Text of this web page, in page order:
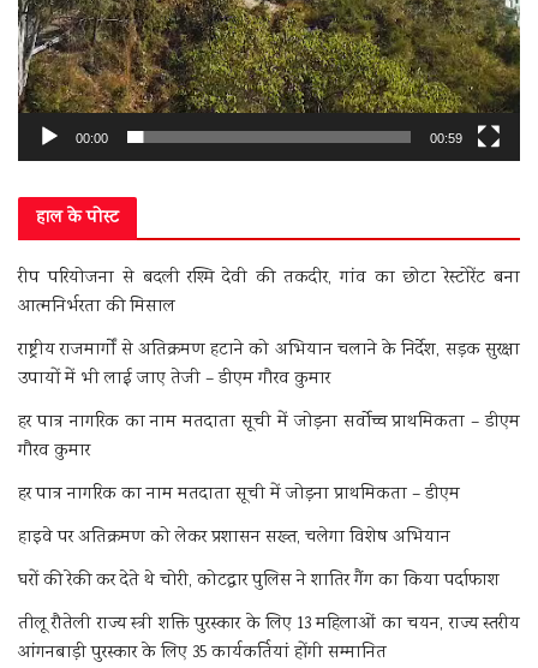
00:00 00:59
हाल के पोस्ट
रीप परियोजना से बदली रश्मि देवी की तकदीर, गांव का छोटा रेस्टोरेंट बना
आत्मनिर्भरता की मिसाल
राष्ट्रीय राजमार्गों से अतिक्रमण हटाने को अभियान चलाने के निर्देश, सड़क सुरक्षा
उपायों में भी लाई जाए तेजी – डीएम गौरव कुमार
हर पात्र नागरिक का नाम मतदाता सूची में जोड़ना सर्वोच्च प्राथमिकता – डीएम
गौरव कुमार
हर पात्र नागरिक का नाम मतदाता सूची में जोड़ना प्राथमिकता – डीएम
हाइवे पर अतिक्रमण को लेकर प्रशासन सख्त, चलेगा विशेष अभियान
घरों की रेकी कर देते थे चोरी, कोटद्वार पुलिस ने शातिर गैंग का किया पर्दाफाश
तीलू रौतेली राज्य स्त्री शक्ति पुरस्कार के लिए 13 महिलाओं का चयन, राज्य स्तरीय
आंगनबाड़ी पुरस्कार के लिए 35 कार्यकर्तियां होंगी सम्मानित